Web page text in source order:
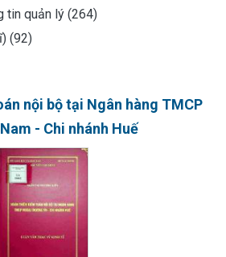
tin quản lý (264)
(92)
nội bộ tại Ngân hàng TMCP
- Chi nhánh Huế